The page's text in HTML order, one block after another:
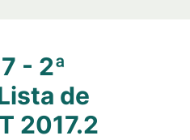
- 2ª
de
2017.2